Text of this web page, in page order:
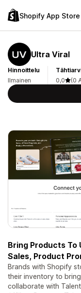
Shopify App Store
Ultra Viral
Hinnoittelu
Ilmainen
0,0
(0
Bring Products To
Sales, Product
Brands with Shopify
their inventory to
collaborate with